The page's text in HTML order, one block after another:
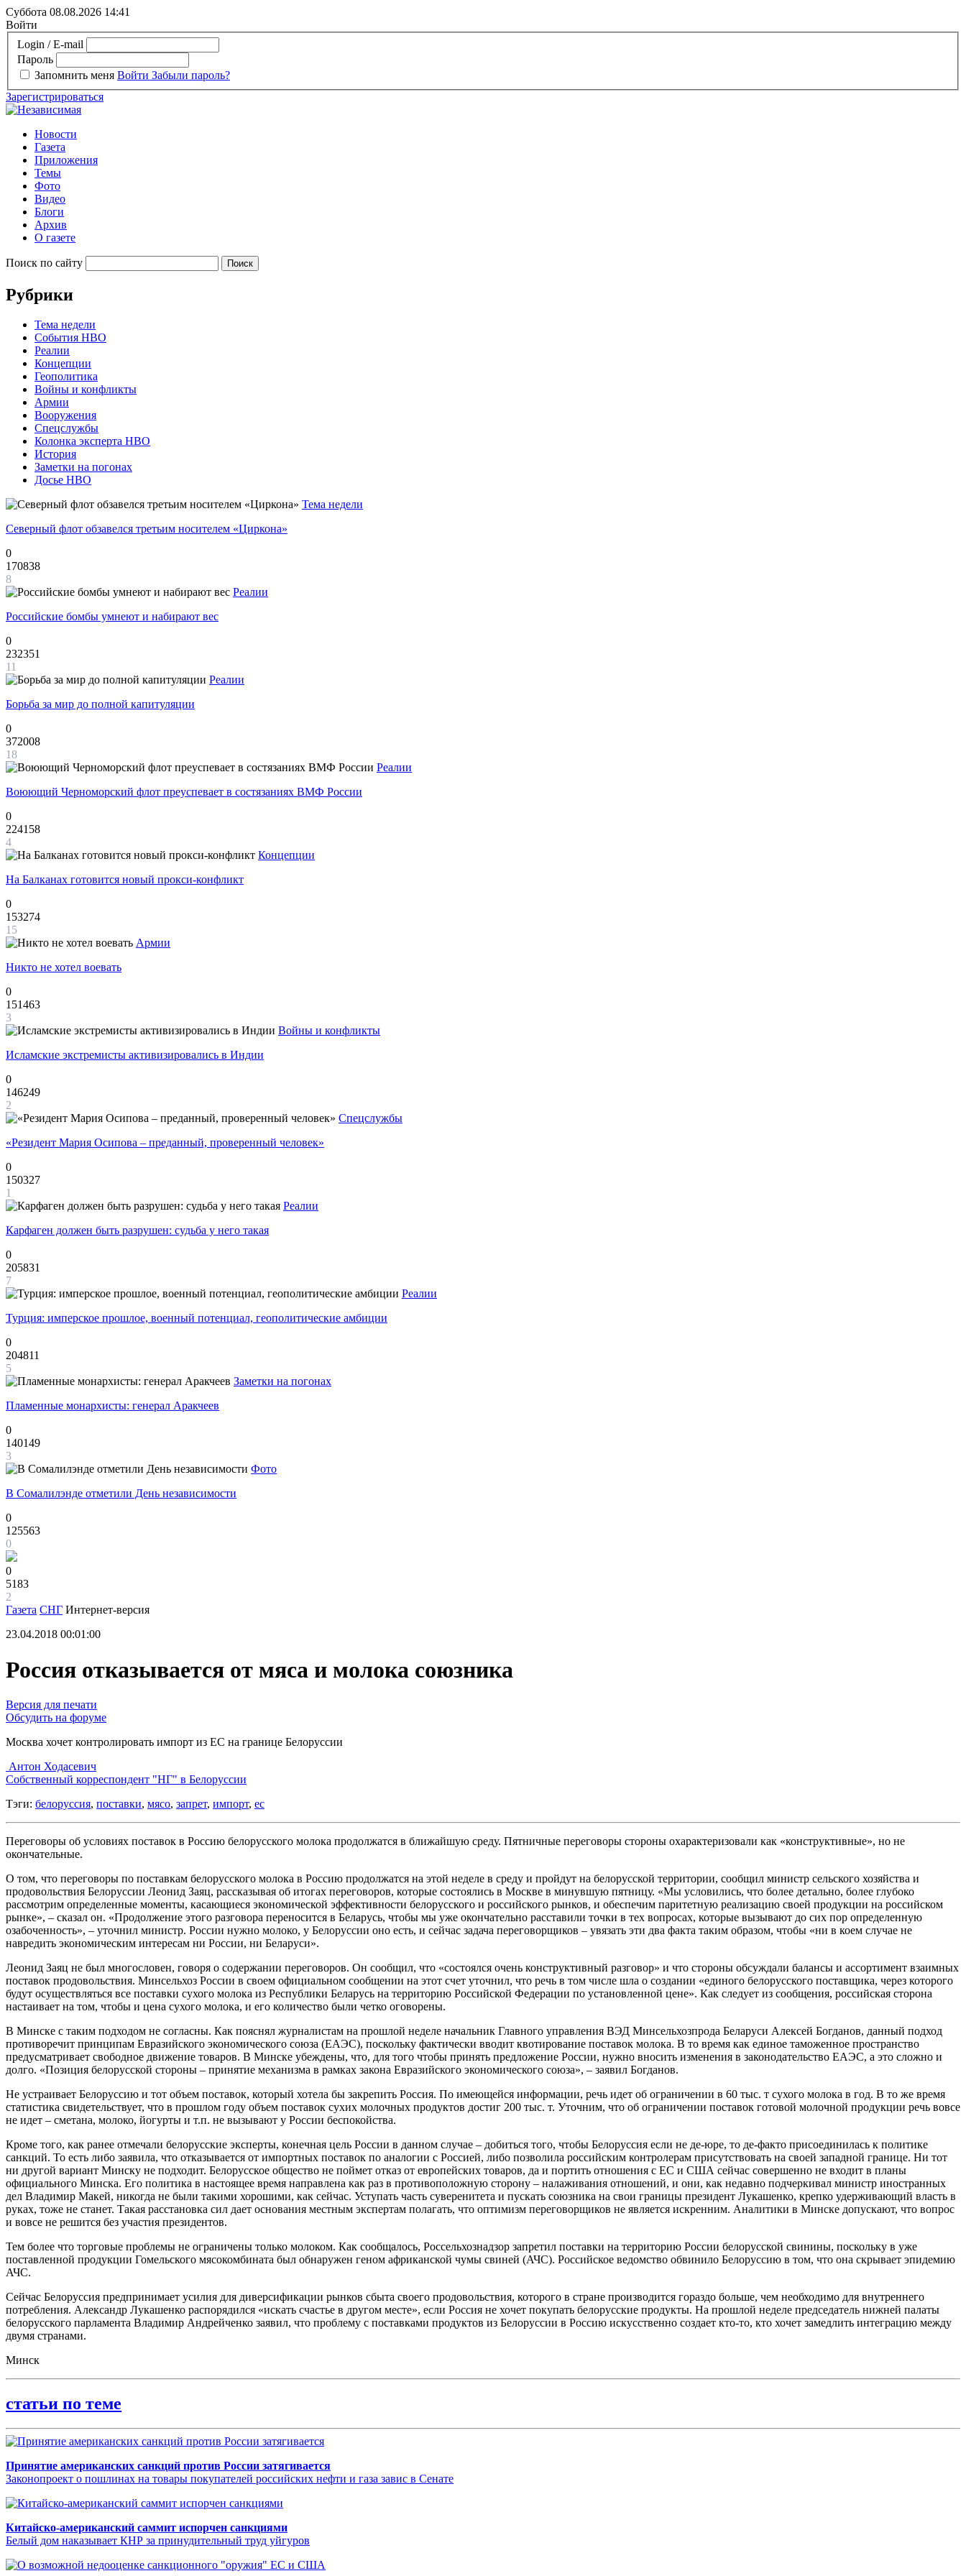
Суббота 08.08.2026 14:41
Войти
Login / E-mail
Пароль
Запомнить меня Войти Забыли пароль?
Зарегистрироваться
Новости
Газета
Приложения
Темы
Фото
Видео
Блоги
Архив
О газете
Поиск по сайту
Рубрики
Тема недели
События НВО
Реалии
Концепции
Геополитика
Войны и конфликты
Армии
Вооружения
Спецслужбы
Колонка эксперта НВО
История
Заметки на погонах
Досье НВО
Тема недели
Северный флот обзавелся третьим носителем «Циркона»
0
170838
8
Реалии
Российские бомбы умнеют и набирают вес
0
232351
11
Реалии
Борьба за мир до полной капитуляции
0
372008
18
Реалии
Воюющий Черноморский флот преуспевает в состязаниях ВМФ России
0
224158
4
Концепции
На Балканах готовится новый прокси-конфликт
0
153274
15
Армии
Никто не хотел воевать
0
151463
3
Войны и конфликты
Исламские экстремисты активизировались в Индии
0
146249
2
Спецслужбы
«Резидент Мария Осипова – преданный, проверенный человек»
0
150327
1
Реалии
Карфаген должен быть разрушен: судьба у него такая
0
205831
7
Реалии
Турция: имперское прошлое, военный потенциал, геополитические амбиции
0
204811
5
Заметки на погонах
Пламенные монархисты: генерал Аракчеев
0
140149
3
Фото
В Сомалилэнде отметили День независимости
0
125563
0
0
5183
2
Газета СНГ Интернет-версия
23.04.2018 00:01:00
Россия отказывается от мяса и молока союзника
Версия для печати
Обсудить на форуме
Москва хочет контролировать импорт из ЕС на границе Белоруссии
Антон Ходасевич
Cобственный корреспондент "НГ" в Белоруссии
Тэги: белоруссия, поставки, мясо, запрет, импорт, ес
Переговоры об условиях поставок в Россию белорусского молока продолжатся в ближайшую среду. Пятничные переговоры стороны охарактеризовали как «конструктивные», но не
окончательные.
О том, что переговоры по поставкам белорусского молока в Россию продолжатся на этой неделе в среду и пройдут на белорусской территории, сообщил министр сельского хозяйства и
продовольствия Белоруссии Леонид Заяц, рассказывая об итогах переговоров, которые состоялись в Москве в минувшую пятницу. «Мы условились, что более детально, более глубоко
рассмотрим определенные моменты, касающиеся экономической эффективности белорусского и российского рынков, и обеспечим паритетную реализацию своей продукции на российском
рынке», – сказал он. «Продолжение этого разговора переносится в Беларусь, чтобы мы уже окончательно расставили точки в тех вопросах, которые вызывают до сих пор определенную
озабоченность», – уточнил министр. России нужно молоко, у Белоруссии оно есть, и сейчас задача переговорщиков – увязать эти два факта таким образом, чтобы «ни в коем случае не
навредить экономическим интересам ни России, ни Беларуси».
Леонид Заяц не был многословен, говоря о содержании переговоров. Он сообщил, что «состоялся очень конструктивный разговор» и что стороны обсуждали балансы и ассортимент взаимных
поставок продовольствия. Минсельхоз России в своем официальном сообщении на этот счет уточнил, что речь в том числе шла о создании «единого белорусского поставщика, через которого
будут осуществляться все поставки сухого молока из Республики Беларусь на территорию Российской Федерации по установленной цене». Как следует из сообщения, российская сторона
настаивает на том, чтобы и цена сухого молока, и его количество были четко оговорены.
В Минске с таким подходом не согласны. Как пояснял журналистам на прошлой неделе начальник Главного управления ВЭД Минсельхозпрода Беларуси Алексей Богданов, данный подход
противоречит принципам Евразийского экономического союза (ЕАЭС), поскольку фактически вводит квотирование поставок молока. В то время как единое таможенное пространство
предусматривает свободное движение товаров. В Минске убеждены, что, для того чтобы принять предложение России, нужно вносить изменения в законодательство ЕАЭС, а это сложно и
долго. «Позиция белорусской стороны – принятие механизма в рамках закона Евразийского экономического союза», – заявил Богданов.
Не устраивает Белоруссию и тот объем поставок, который хотела бы закрепить Россия. По имеющейся информации, речь идет об ограничении в 60 тыс. т сухого молока в год. В то же время
статистика свидетельствует, что в прошлом году объем поставок сухих молочных продуктов достиг 200 тыс. т. Уточним, что об ограничении поставок готовой молочной продукции речь вовсе
не идет – сметана, молоко, йогурты и т.п. не вызывают у России беспокойства.
Кроме того, как ранее отмечали белорусские эксперты, конечная цель России в данном случае – добиться того, чтобы Белоруссия если не де-юре, то де-факто присоединилась к политике
санкций. То есть либо заявила, что отказывается от импортных поставок по аналогии с Россией, либо позволила российским контролерам присутствовать на своей западной границе. Ни тот
ни другой вариант Минску не подходит. Белорусское общество не поймет отказ от европейских товаров, да и портить отношения с ЕС и США сейчас совершенно не входит в планы
официального Минска. Его политика в настоящее время направлена как раз в противоположную сторону – налаживания отношений, и они, как недавно подчеркивал министр иностранных
дел Владимир Макей, никогда не были такими хорошими, как сейчас. Уступать часть суверенитета и пускать союзника на свои границы президент Лукашенко, крепко удерживающий власть в
руках, тоже не станет. Такая расстановка сил дает основания местным экспертам полагать, что оптимизм переговорщиков не является искренним. Аналитики в Минске допускают, что вопрос
и вовсе не решится без участия президентов.
Тем более что торговые проблемы не ограничены только молоком. Как сообщалось, Россельхознадзор запретил поставки на территорию России белорусской свинины, поскольку в уже
поставленной продукции Гомельского мясокомбината был обнаружен геном африканской чумы свиней (АЧС). Российское ведомство обвинило Белоруссию в том, что она скрывает эпидемию
АЧС.
Сейчас Белоруссия предпринимает усилия для диверсификации рынков сбыта своего продовольствия, которого в стране производится гораздо больше, чем необходимо для внутреннего
потребления. Александр Лукашенко распорядился «искать счастье в другом месте», если Россия не хочет покупать белорусские продукты. На прошлой неделе председатель нижней палаты
белорусского парламента Владимир Андрейченко заявил, что проблему с поставками продуктов из Белоруссии в Россию искусственно создает кто-то, кто хочет замедлить интеграцию между
двумя странами.
Минск
статьи по теме
Принятие американских санкций против России затягивается
Законопроект о пошлинах на товары покупателей российских нефти и газа завис в Сенате
Китайско-американский саммит испорчен санкциями
Белый дом наказывает КНР за принудительный труд уйгуров